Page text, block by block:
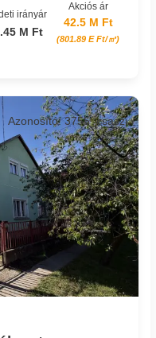
irányár
M Ft
Akciós ár
42.5 M Ft
(801.89 E Ft/㎡)
Azonosító: 3755_csaszi